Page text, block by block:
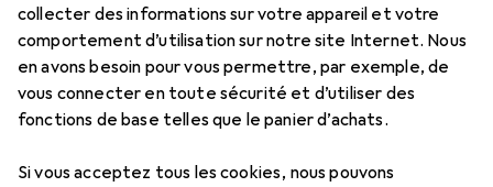
collecter des informations sur votre appareil et votre
comportement d’utilisation sur notre site Internet. Nous
en avons besoin pour vous permettre, par exemple, de
vous connecter en toute sécurité et d’utiliser des
fonctions de base telles que le panier d’achats.
Si vous acceptez tous les cookies, nous pouvons
18 images
KingstonKC3000
512 Go, M.2 2280
EUR
153,16